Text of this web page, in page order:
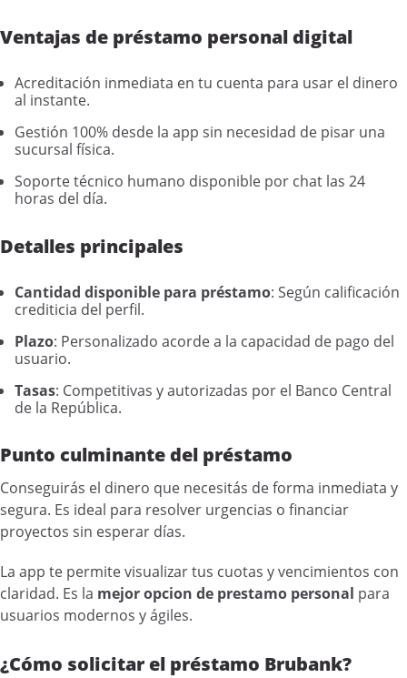
Ventajas de préstamo personal digital
Acreditación inmediata en tu cuenta para usar el dinero
al instante.
Gestión 100% desde la app sin necesidad de pisar una
sucursal física.
Soporte técnico humano disponible por chat las 24
horas del día.
Detalles principales
Cantidad disponible para préstamo: Según calificación
crediticia del perfil.
Plazo: Personalizado acorde a la capacidad de pago del
usuario.
Tasas: Competitivas y autorizadas por el Banco Central
de la República.
Punto culminante del préstamo
Conseguirás el dinero que necesitás de forma inmediata y
segura. Es ideal para resolver urgencias o financiar
proyectos sin esperar días.
La app te permite visualizar tus cuotas y vencimientos con
claridad. Es la mejor opcion de prestamo personal para
usuarios modernos y ágiles.
¿Cómo solicitar el préstamo Brubank?